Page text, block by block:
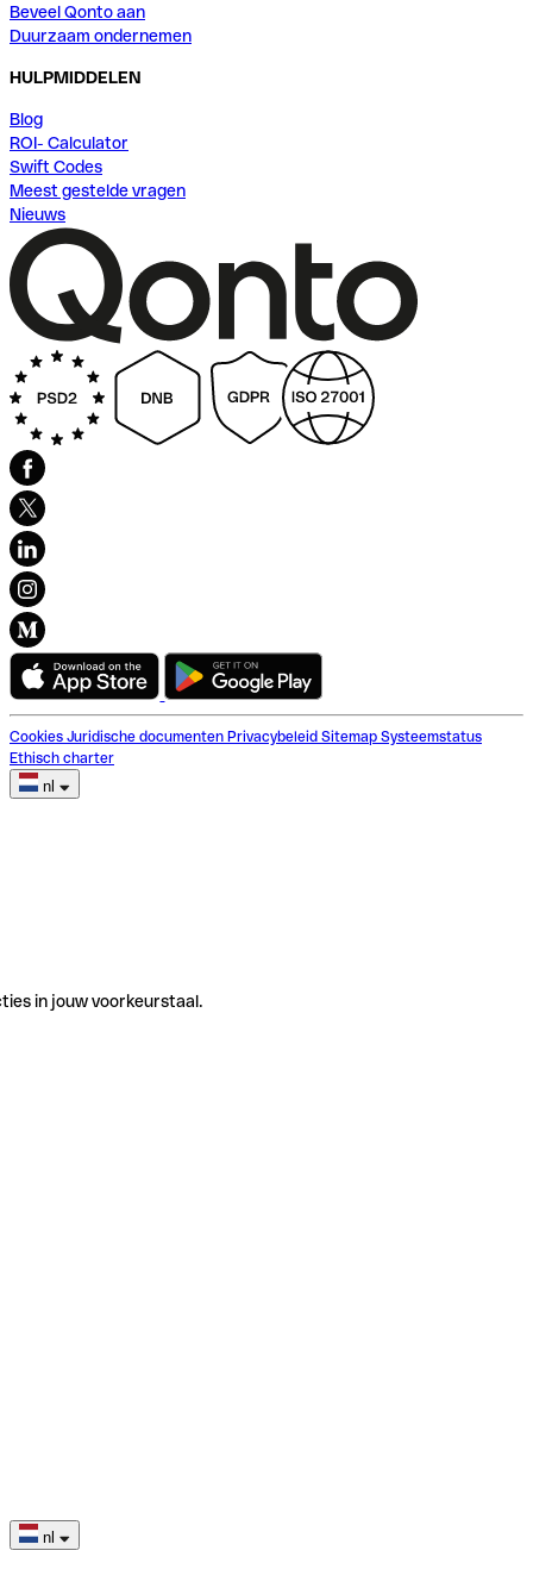
Beveel Qonto aan
Duurzaam ondernemen
HULPMIDDELEN
Blog
ROI- Calculator
Swift Codes
Meest gestelde vragen
Nieuws
Cookies Juridische documenten Privacybeleid Sitemap Systeemstatus
Ethisch charter
nl
in jouw voorkeurstaal.
nl